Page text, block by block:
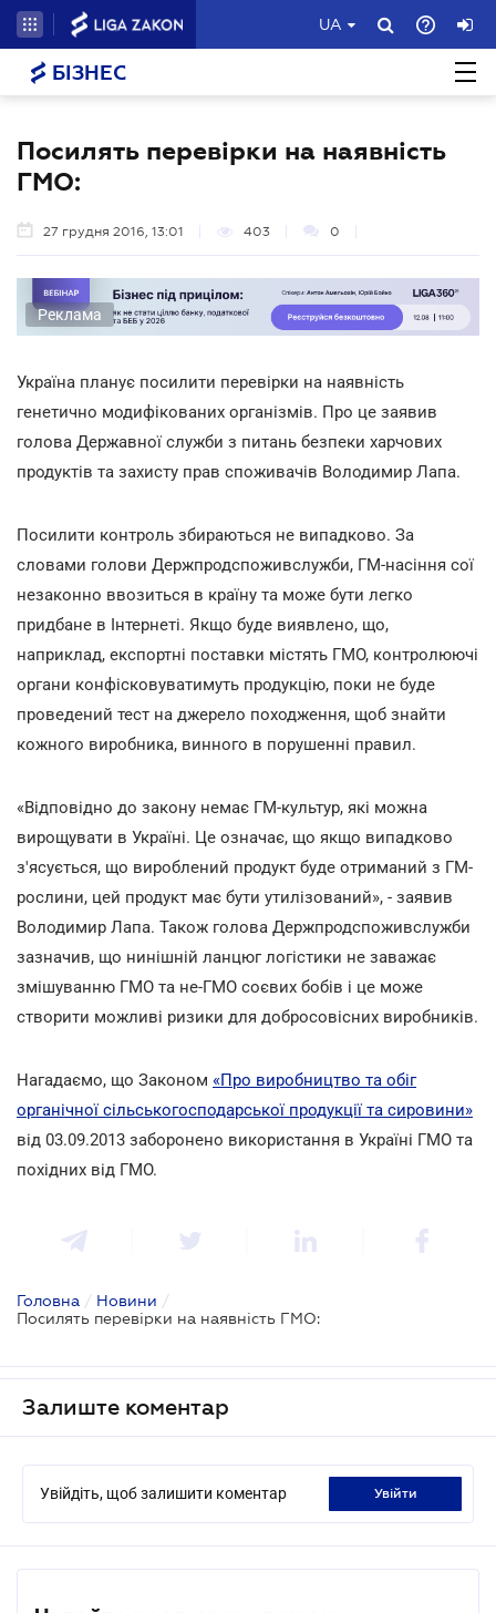
UA
БІЗНЕС
Посилять перевірки на наявність
ГМО:
27 грудня 2016, 13:01 403 0
Реклама
Україна планує посилити перевірки на наявність
генетично модифікованих організмів. Про це заявив
голова Державної служби з питань безпеки харчових
продуктів та захисту прав споживачів Володимир Лапа.
Посилити контроль збираються не випадково. За
словами голови Держпродспоживслужби, ГМ-насіння сої
незаконно ввозиться в країну та може бути легко
придбане в Інтернеті. Якщо буде виявлено, що,
наприклад, експортні поставки містять ГМО, контролюючі
органи конфісковуватимуть продукцію, поки не буде
проведений тест на джерело походження, щоб знайти
кожного виробника, винного в порушенні правил.
«Відповідно до закону немає ГМ-культур, які можна
вирощувати в Україні. Це означає, що якщо випадково
з'ясується, що вироблений продукт буде отриманий з ГМ-
рослини, цей продукт має бути утилізований», - заявив
Володимир Лапа. Також голова Держпродспоживслужби
зазначив, що нинішній ланцюг логістики не заважає
змішуванню ГМО та не-ГМО соєвих бобів і це може
створити можливі ризики для добросовісних виробників.
Нагадаємо, що Законом «Про виробництво та обіг
органічної сільськогосподарської продукції та сировини»
від 03.09.2013 заборонено використання в Україні ГМО та
похідних від ГМО.
Головна / Новини /
Посилять перевірки на наявність ГМО:
Залиште коментар
Увійдіть, щоб залишити коментар увійти